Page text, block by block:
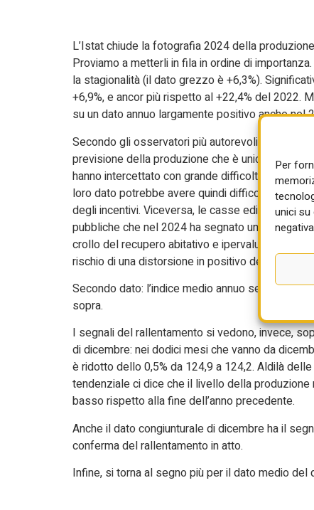
Per
unici
L’Istat chiude la fotografia 2024 della
Proviamo a metterli in fila in ordine di
la stagionalità (il dato grezzo è +6,3%).
+6,9%, e ancor più rispetto al +22,4% del 2022.
su un dato annuo largamente positivo anche
Secondo gli osservatori più autorevoli, il dato
previsione della produzione che è unicamente
hanno intercettato con grande difficoltà il
loro dato potrebbe avere quindi difficoltà a
degli incentivi. Viceversa, le casse edili
pubbliche che nel 2024 ha segnato un dato
crollo del recupero abitativo e ipervalutazione
rischio di una distorsione in positivo del dato
Secondo dato: l’indice medio annuo segna
sopra.
I segnali del rallentamento si vedono, invece,
di dicembre: nei dodici mesi che vanno da
è ridotto dello 0,5% da 124,9 a 124,2. Aldilà
tendenziale ci dice che il livello della
basso rispetto alla fine dell’anno precedente.
Anche il dato congiunturale di dicembre ha il
conferma del rallentamento in atto.
Infine, si torna al segno più per il dato medio del